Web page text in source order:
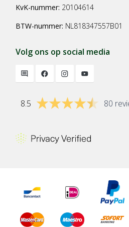
KvK-nummer: 20104614
BTW-nummer: NL818347557B01
Volg ons op social media
8.5 80